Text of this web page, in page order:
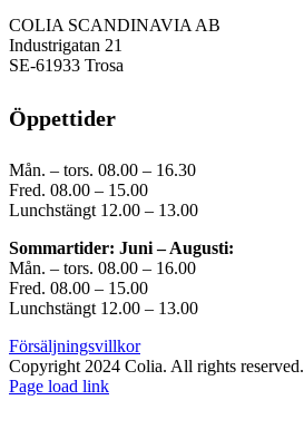
COLIA SCANDINAVIA AB
Industrigatan 21
SE-61933 Trosa
Öppettider
Mån. – tors. 08.00 – 16.30
Fred. 08.00 – 15.00
Lunchstängt 12.00 – 13.00
Sommartider: Juni – Augusti:
Mån. – tors. 08.00 – 16.00
Fred. 08.00 – 15.00
Lunchstängt 12.00 – 13.00
Försäljningsvillkor
Copyright 2024 Colia. All rights reserved.
Page load link